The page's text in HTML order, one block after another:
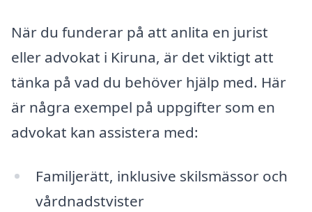
När du funderar på att anlita en jurist
eller advokat i Kiruna, är det viktigt att
tänka på vad du behöver hjälp med. Här
är några exempel på uppgifter som en
advokat kan assistera med:
Familjerätt, inklusive skilsmässor och
vårdnadstvister